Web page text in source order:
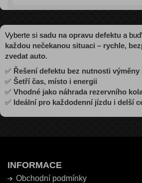
Vyberte si sadu na opravu defektu a
každou nečekanou situaci – rychle,
zvedat auto.
✅ Řešení defektu bez nutnosti výměny
✅ Šetří čas, místo i energii
✅ Vhodné jako náhrada rezervního
✅ Ideální pro každodenní jízdu i delší
INFORMACE
Obchodní podmínky